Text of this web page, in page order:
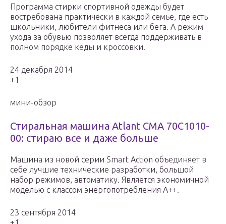
Программа стирки спортивной одежды будет
востребована практически в каждой семье, где есть
школьники, любители фитнеса или бега. А режим
ухода за обувью позволяет всегда поддерживать в
полном порядке кеды и кроссовки.
24 декабря 2014
+1
мини-обзор
Стиральная машина Atlant СМА 70С1010-
00: стираю все и даже больше
Машина из новой серии Smart Action объединяет в
себе лучшие технические разработки, большой
набор режимов, автоматику. Является экономичной
моделью с классом энергопотребления А++.
23 сентября 2014